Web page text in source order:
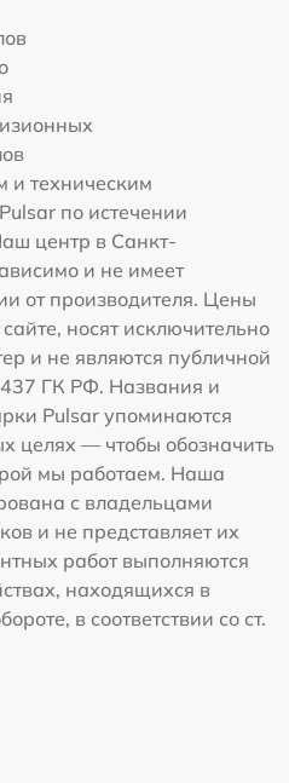
и техническим
по истечении
центр в Санкт-
и не имеет
от производителя. Цены
носят исключительно
и не являются публичной
437 ГК РФ. Названия и
Pulsar упоминаются
целях — чтобы обозначить
мы работаем. Наша
с владельцами
и не представляет их
работ выполняются
находящихся в
в соответствии со ст.